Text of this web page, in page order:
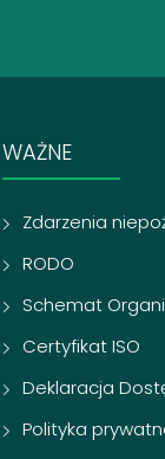
WAŻNE
Zdarzenia
RODO
Schemat
Certyfikat ISO
Deklaracja
Polityka